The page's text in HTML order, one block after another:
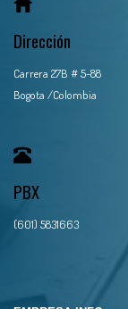
Dirección
Carrera 27B # 5-88
Bogota /Colombia
PBX
(601) 5831663